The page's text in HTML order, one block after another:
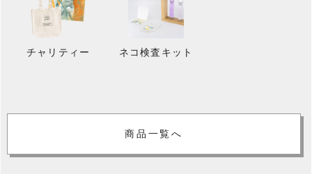
チャリティー ネコ検査キット
商品一覧へ